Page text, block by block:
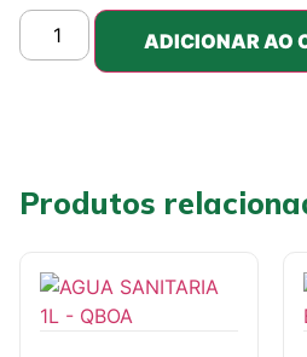
ADICIONAR AO
Produtos